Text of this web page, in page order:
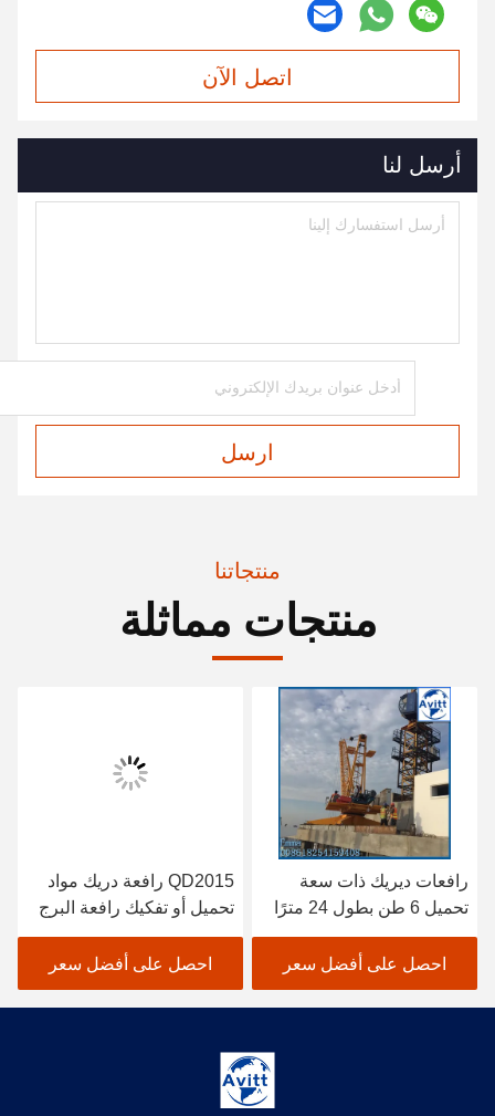
اتصل الآن
أرسل لنا
ارسل
منتجاتنا
منتجات مماثلة
رافعات ديريك ذات سعة
تحميل 6 طن بطول 24 مترًا
لارتفاع 150 مترًا
احصل على أفضل سعر
QD2015 رافعة دريك مواد
تحميل أو تفكيك رافعة البرج
الداخلي
احصل على أفضل سعر